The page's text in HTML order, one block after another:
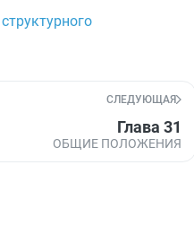
СЛЕДУЮЩАЯ
Глава 31
ОБЩИЕ ПОЛОЖЕНИЯ